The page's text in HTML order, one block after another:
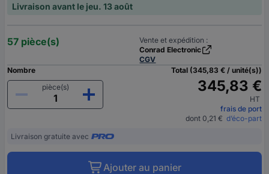
Livraison avant le jeu. 13 août
57 pièce(s)
Vente et expédition :
Conrad Electronic
CGV
Nombre
pièce(s)
Total (345,83 € / unité(s))
345,83 €
HT
frais de port
dont 0,21 € d’éco-part
Livraison gratuite avec
Ajouter au panier